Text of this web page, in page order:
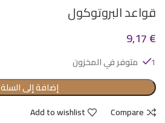
قواعد البروتوكول
9,17€
1 متوفر في المخزون
إضافة إلى السلة
Compare
Add to wishlist